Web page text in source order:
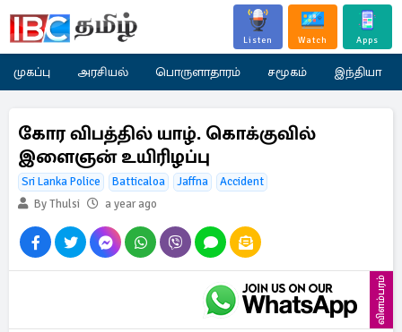
Listen Watch Apps
முகப்பு அரசியல் பொருளாதாரம் சமூகம் இந்தியா
கோர விபத்தில் யாழ். கொக்குவில்
இளைஞன் உயிரிழப்பு
Sri Lanka Police Batticaloa Jaffna
Accident
By Thulsi
a year ago
விளம்பரம்